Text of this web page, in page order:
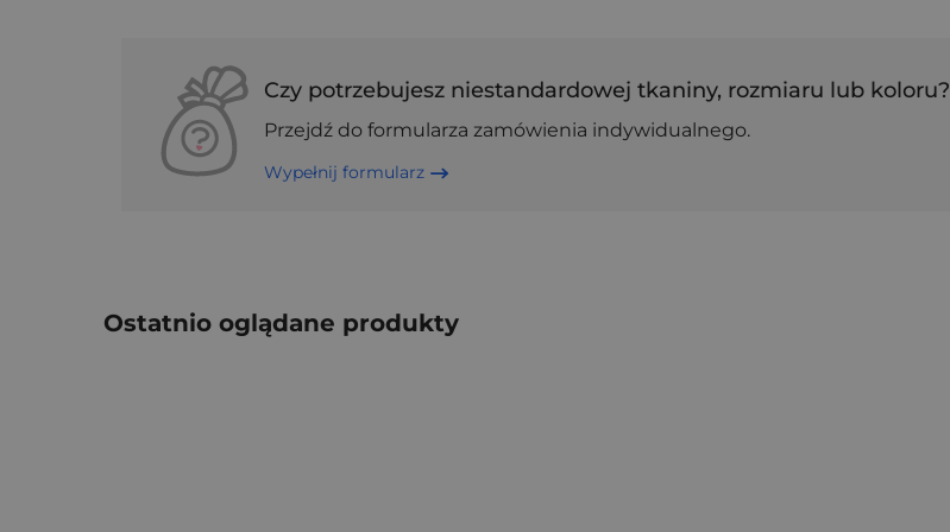
Czy potrzebujesz niestandardowej tkaniny, rozmiaru lub koloru?
Przejdź do formularza zamówienia indywidualnego.
Wypełnij formularz
Ostatnio oglądane produkty